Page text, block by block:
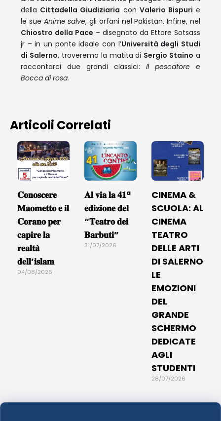
della Cittadella Giudiziaria con Valerio Bispuri e
le sue Anime salve, gli orfani nel Pakistan. Infine, nel
Chiostro della Pace – disegnato da Ettore Sotsass
jr – in un ponte ideale con l’Università degli Studi
di Salerno, troveremo la matita di Sergio Staino a
raccontarci due grandi classici: Il pescatore e
Bocca di rosa.
Articoli Correlati
𝐂𝐨𝐧𝐨𝐬𝐜𝐞𝐫𝐞
𝐌𝐚𝐨𝐦𝐞𝐭𝐭𝐨 𝐞 𝐢𝐥
𝐂𝐨𝐫𝐚𝐧𝐨 𝐩𝐞𝐫
𝐜𝐚𝐩𝐢𝐫𝐞 𝐥𝐚
𝐫𝐞𝐚𝐥𝐭𝐚̀
𝐝𝐞𝐥𝐥’𝐢𝐬𝐥𝐚𝐦
04/08/2026
𝐀𝐥 𝐯𝐢𝐚 𝐥𝐚 𝟒𝟏ª
𝐞𝐝𝐢𝐳𝐢𝐨𝐧𝐞 𝐝𝐞𝐥
“𝐓𝐞𝐚𝐭𝐫𝐨 𝐝𝐞𝐢
𝐁𝐚𝐫𝐛𝐮𝐭𝐢”
31/07/2026
CINEMA &
SCUOLA: AL
CINEMA
TEATRO
DELLE ARTI
DI SALERNO
LE
EMOZIONI
DEL
GRANDE
SCHERMO
DEDICATE
AGLI
STUDENTI
28/07/2026